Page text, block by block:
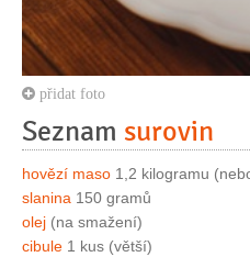
přidat foto
Seznam surovin
hovězí maso 1,2 kilogramu
slanina 150 gramů
olej (na smažení)
cibule 1 kus (větší)